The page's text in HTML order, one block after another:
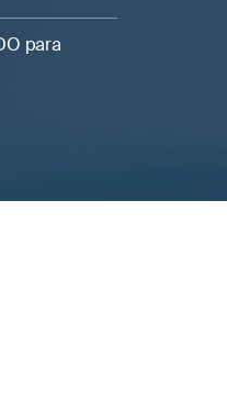
para